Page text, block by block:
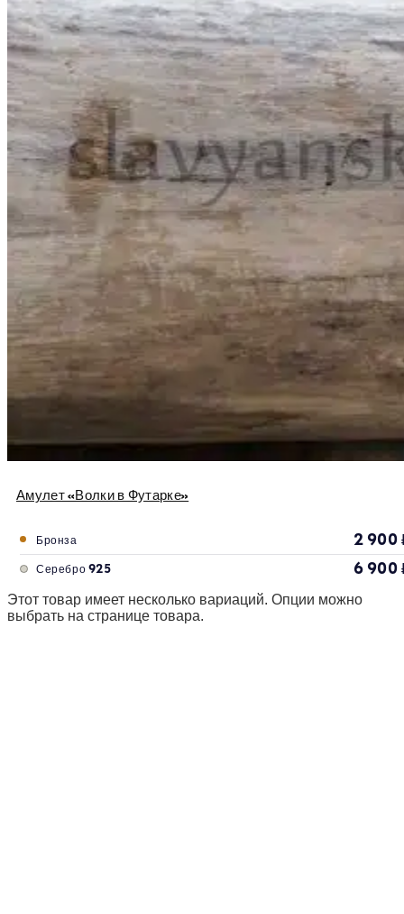
Амулет «Волки в Футарке»
Бронза 2 900
Серебро 925 6 900
Этот товар имеет несколько вариаций. Опции можно
выбрать на странице товара.